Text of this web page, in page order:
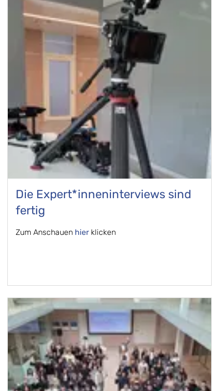
Die Expert*inneninterviews sind
fertig
Zum Anschauen hier klicken